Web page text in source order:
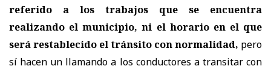
referido a los trabajos que se encuentra
realizando el municipio, ni el horario en el que
será restablecido el tránsito con normalidad, pero
sí hacen un llamando a los conductores a transitar con